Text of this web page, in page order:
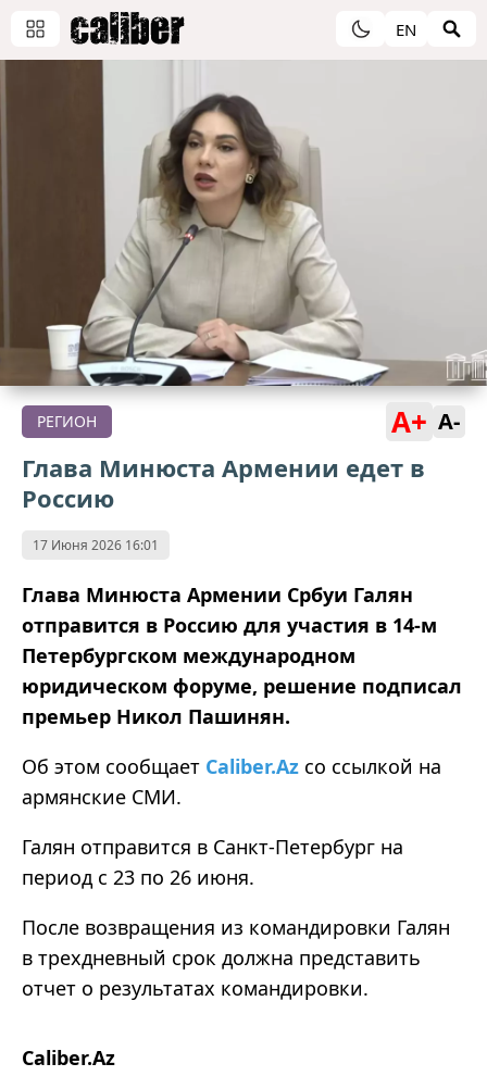
EN
РЕГИОН A+ A-
Глава Минюста Армении едет в
Россию
17 Июня 2026 16:01
Глава Минюста Армении Србуи Галян
отправится в Россию для участия в 14-м
Петербургском международном
юридическом форуме, решение подписал
премьер Никол Пашинян.
Об этом сообщает Caliber.Az со ссылкой на
армянские СМИ.
Галян отправится в Санкт-Петербург на
период с 23 по 26 июня.
После возвращения из командировки Галян
в трехдневный срок должна представить
отчет о результатах командировки.
Caliber.Az